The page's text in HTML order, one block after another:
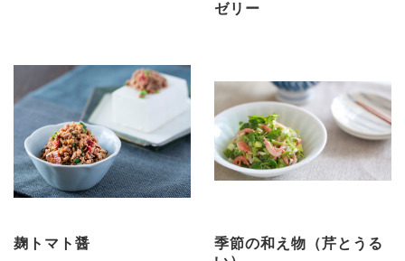
ゼリー
麹トマト醤
季節の和え物（芹とうる